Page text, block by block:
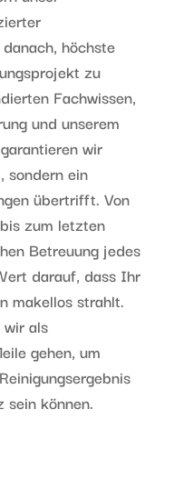
höchste
zu
Fachwissen,
und unserem
wir
sondern ein
übertrifft. Von
zum letzten
Betreuung jedes
darauf, dass Ihr
makellos strahlt.
als
gehen, um
können.